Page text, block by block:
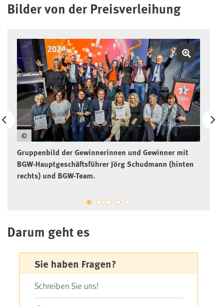
Bilder von der Preisverleihung
Bild
©
Gruppenbild der Gewinnerinnen und Gewinner mit
BGW-Hauptgeschäftsführer Jörg Schudmann (hinten
rechts) und BGW-Team.
Darum geht es
Sie haben Fragen?
Schreiben Sie uns!